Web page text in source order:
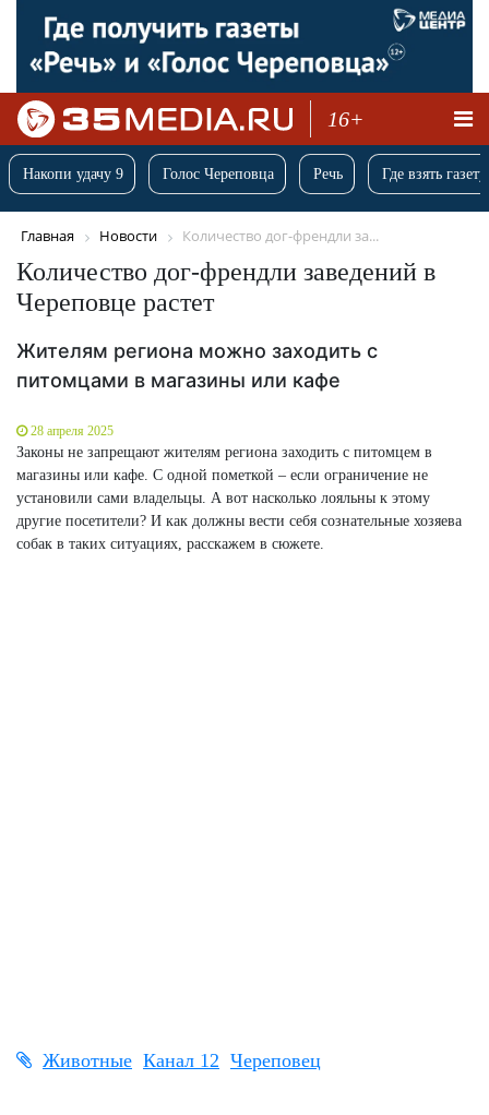
16+
Накопи удачу 9 Голос Череповца Речь Где взять
Главная Новости Количество дог-френдли за...
Количество дог-френдли заведений в
Череповце растет
Жителям региона можно заходить с
питомцами в магазины или кафе
28 апреля 2025
Законы не запрещают жителям региона заходить с питомцем в
магазины или кафе. С одной пометкой – если ограничение не
установили сами владельцы. А вот насколько лояльны к этому
другие посетители? И как должны вести себя сознательные хозяева
собак в таких ситуациях, расскажем в сюжете.
Животные Канал 12 Череповец